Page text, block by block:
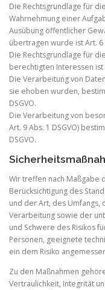
Die Rechtsgrundlage für
Wahrnehmung einer
Ausübung öffentlicher
übertragen wurde ist Art. 6
Die Rechtsgrundlage für
berechtigten Interessen ist
Die Verarbeitung von
sie ehoben wurden,
DSGVO.
Die Verarbeitung von
Art. 9 Abs. 1 DSGVO)
DSGVO.
Wir treffen nach Maßgabe
Berücksichtigung des
und der Art, des
Verarbeitung sowie der
und Schwere des Risikos
Personen, geeignete
ein dem Risiko
Zu den Maßnahmen
Vertraulichkeit, Integrität